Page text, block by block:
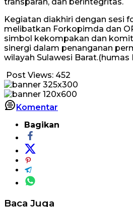
Kegiatan diakhiri dengan sesi
melibatkan Forkopimda dan
simbol kekompakan dan
sinergi dalam penanganan
wilayah Sulawesi Barat.(humas
Post Views: 452
Komentar
Bagikan
Baca Juga